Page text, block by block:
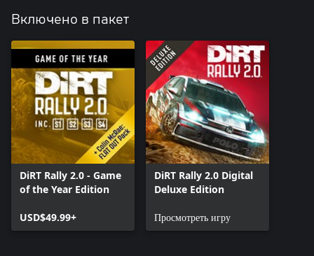
Включено в пакет
DiRT Rally 2.0 - Game
of the Year Edition
USD$49.99+
DiRT Rally 2.0 Digital
Deluxe Edition
Просмотреть игру